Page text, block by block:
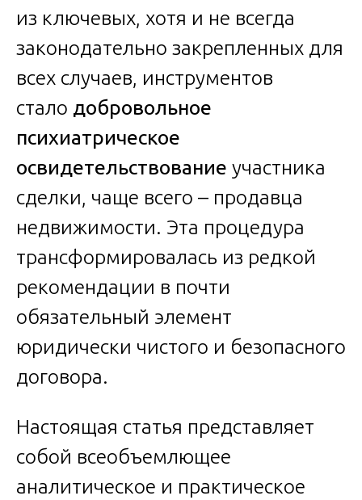
из ключевых, хотя и не всегда
законодательно закрепленных для
всех случаев, инструментов
стало добровольное
психиатрическое
освидетельствование участника
сделки, чаще всего – продавца
недвижимости. Эта процедура
трансформировалась из редкой
рекомендации в почти
обязательный элемент
юридически чистого и безопасного
договора.
Настоящая статья представляет
собой всеобъемлющее
аналитическое и практическое